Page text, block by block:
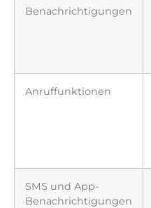
Benachrichtigungen
Anruffunktionen
SMS und App-
Benachrichtigungen